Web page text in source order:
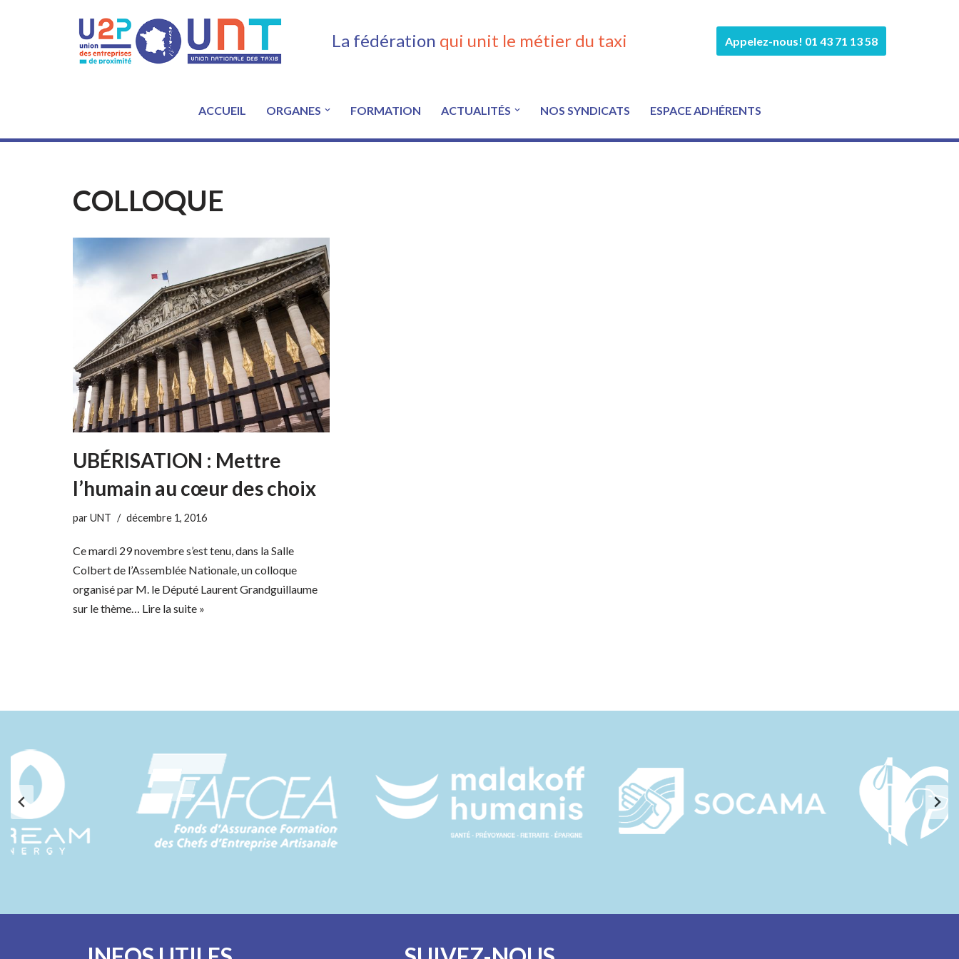
La fédération qui unit le métier du taxi Appelez-nous! 01 43 71 13 58
ACCUEIL ORGANES FORMATION ACTUALITÉS NOS SYNDICATS ESPACE ADHÉRENTS
COLLOQUE
UBÉRISATION : Mettre
l’humain au cœur des choix
parUNT décembre 1, 2016
Ce mardi 29 novembre s’est tenu, dans la Salle
Colbert de l’Assemblée Nationale, un colloque
organisé par M. le Député Laurent Grandguillaume
sur le thème… Lire la suite »